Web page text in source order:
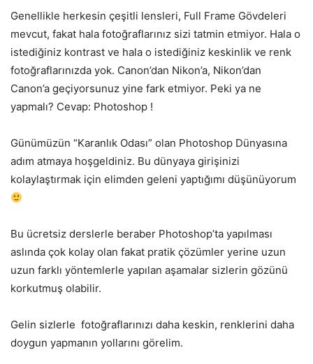
Genellikle herkesin çeşitli lensleri, Full Frame Gövdeleri
mevcut, fakat hala fotoğraflarınız sizi tatmin etmiyor. Hala o
istediğiniz kontrast ve hala o istediğiniz keskinlik ve renk
fotoğraflarınızda yok. Canon’dan Nikon’a, Nikon’dan
Canon’a geçiyorsunuz yine fark etmiyor. Peki ya ne
yapmalı? Cevap: Photoshop !
Günümüzün “Karanlık Odası” olan Photoshop Dünyasına
adım atmaya hoşgeldiniz. Bu dünyaya girişinizi
kolaylaştırmak için elimden geleni yaptığımı düşünüyorum
Bu ücretsiz derslerle beraber Photoshop’ta yapılması
aslında çok kolay olan fakat pratik çözümler yerine uzun
uzun farklı yöntemlerle yapılan aşamalar sizlerin gözünü
korkutmuş olabilir.
Gelin sizlerle fotoğraflarınızı daha keskin, renklerini daha
doygun yapmanın yollarını görelim.